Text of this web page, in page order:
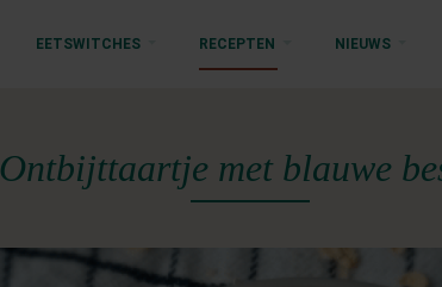
EETSWITCHES RECEPTEN NIEUWS
Ontbijttaartje met blauwe